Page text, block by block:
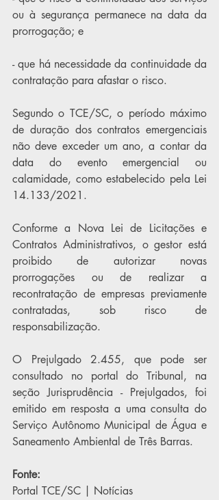
ou à segurança permanece na data da
prorrogação; e
- que há necessidade da continuidade da
contratação para afastar o risco.
Segundo o TCE/SC, o período máximo
de duração dos contratos emergenciais
não deve exceder um ano, a contar da
data do evento emergencial ou
calamidade, como estabelecido pela Lei
14.133/2021.
Conforme a Nova Lei de Licitações e
Contratos Administrativos, o gestor está
proibido de autorizar novas
prorrogações ou de realizar a
recontratação de empresas previamente
contratadas, sob risco de
responsabilização.
O Prejulgado 2.455, que pode ser
consultado no portal do Tribunal, na
seção Jurisprudência - Prejulgados, foi
emitido em resposta a uma consulta do
Serviço Autônomo Municipal de Água e
Saneamento Ambiental de Três Barras.
Fonte:
Portal TCE/SC | Notícias